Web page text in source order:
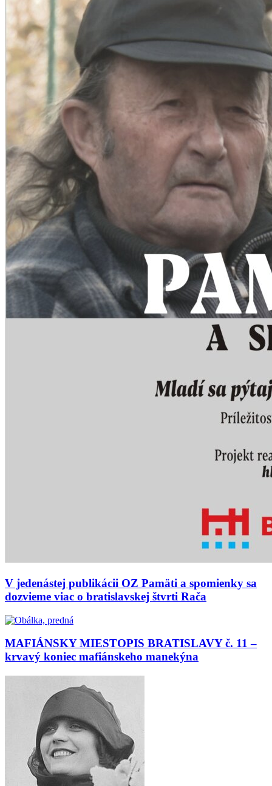
V jedenástej publikácii OZ Pamäti a spomienky sa
dozvieme viac o bratislavskej štvrti Rača
MAFIÁNSKY MIESTOPIS BRATISLAVY č. 11 –
krvavý koniec mafiánskeho manekýna